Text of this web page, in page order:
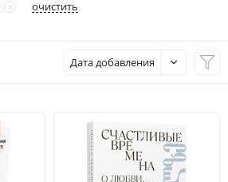
очистить
Дата добавления